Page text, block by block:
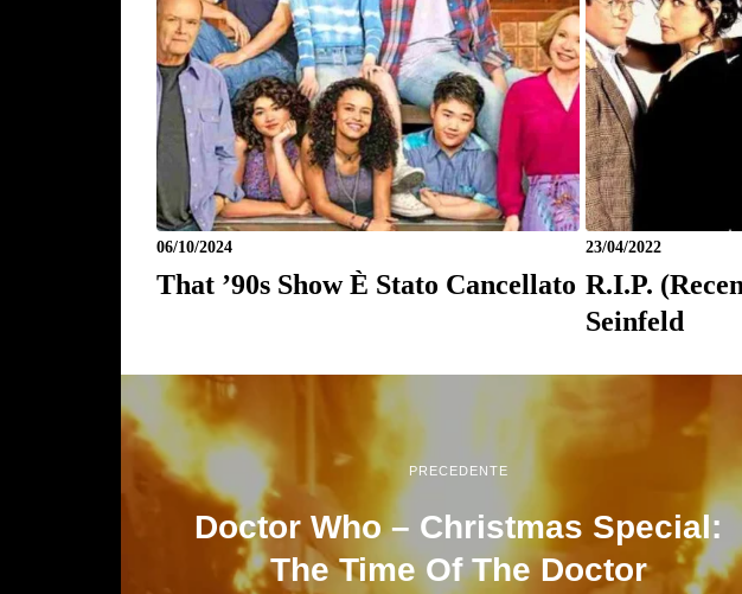
06/10/2024
That ’90s Show È Stato Cancellato
23/04/2022
R.I.P.
Seinfeld
PRECEDENTE
Doctor Who – Christmas Special:
The Time Of The Doctor